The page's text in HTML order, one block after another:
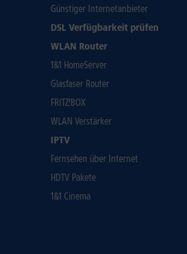
Günstiger Internetanbieter
DSL Verfügbarkeit prüfen
WLAN Router
1&1 HomeServer
Glasfaser Router
FRITZ!BOX
WLAN Verstärker
IPTV
Fernsehen über Internet
HDTV Pakete
1&1 Cinema